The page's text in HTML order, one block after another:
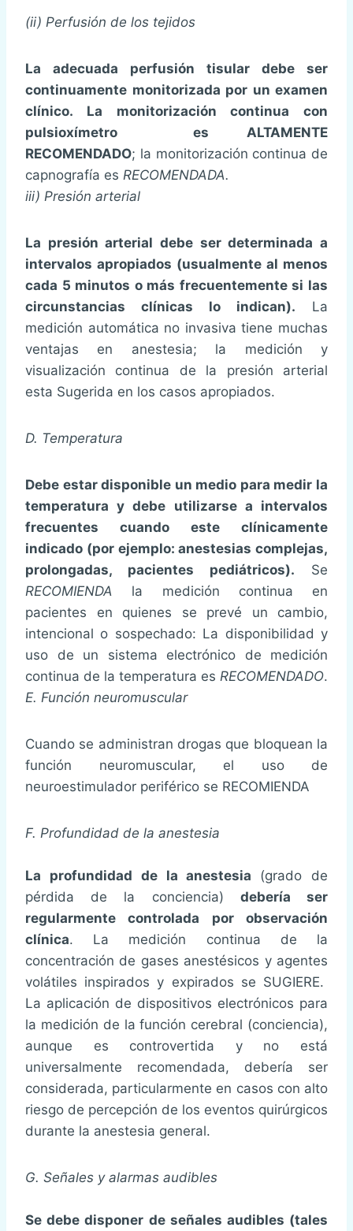
(ii) Perfusión de los tejidos
La adecuada perfusión tisular debe ser
continuamente monitorizada por un examen
clínico. La monitorización continua con
pulsioxímetro es ALTAMENTE
RECOMENDADO; la monitorización continua de
capnografía es RECOMENDADA.
iii) Presión arterial
La presión arterial debe ser determinada a
intervalos apropiados (usualmente al menos
cada 5 minutos o más frecuentemente si las
circunstancias clínicas lo indican). La
medición automática no invasiva tiene muchas
ventajas en anestesia; la medición y
visualización continua de la presión arterial
esta Sugerida en los casos apropiados.
D. Temperatura
Debe estar disponible un medio para medir la
temperatura y debe utilizarse a intervalos
frecuentes cuando este clínicamente
indicado (por ejemplo: anestesias complejas,
prolongadas, pacientes pediátricos). Se
RECOMIENDA la medición continua en
pacientes en quienes se prevé un cambio,
intencional o sospechado: La disponibilidad y
uso de un sistema electrónico de medición
continua de la temperatura es RECOMENDADO.
E. Función neuromuscular
Cuando se administran drogas que bloquean la
función neuromuscular, el uso de
neuroestimulador periférico se RECOMIENDA
F. Profundidad de la anestesia
La profundidad de la anestesia (grado de
pérdida de la conciencia) debería ser
regularmente controlada por observación
clínica. La medición continua de la
concentración de gases anestésicos y agentes
volátiles inspirados y expirados se SUGIERE.
La aplicación de dispositivos electrónicos para
la medición de la función cerebral (conciencia),
aunque es controvertida y no está
universalmente recomendada, debería ser
considerada, particularmente en casos con alto
riesgo de percepción de los eventos quirúrgicos
durante la anestesia general.
G. Señales y alarmas audibles
Se debe disponer de señales audibles (tales